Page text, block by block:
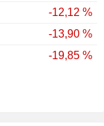
-12,12 %
-13,90 %
-19,85 %